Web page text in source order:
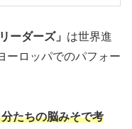
ーダーズ」 は世界進
ーロッパでのパフォー
たちの脳みそで考